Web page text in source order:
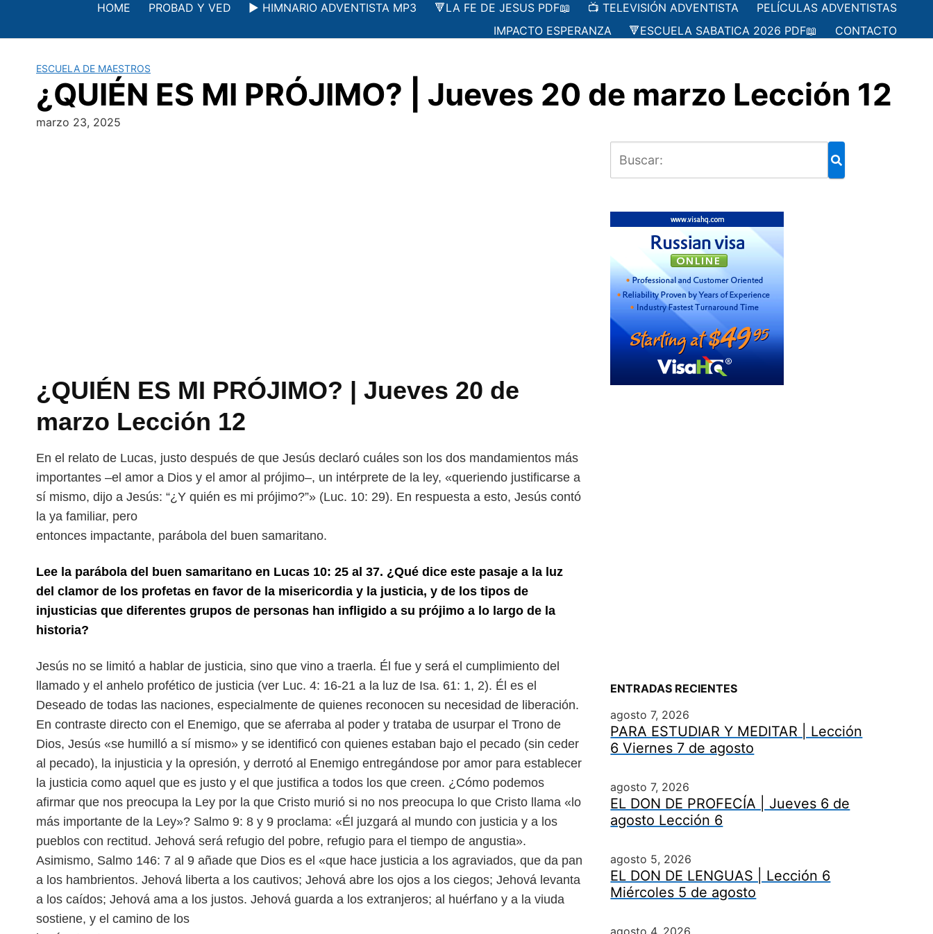
contenido
HOME PROBAD Y VED ▶️ HIMNARIO ADVENTISTA MP3 🔻LA FE DE JESUS PDF📖 📺 TELEVISIÓN ADVENTISTA
PELÍCULAS ADVENTISTAS
IMPACTO ESPERANZA
🔻ESCUELA SABATICA 2026 PDF📖 CONTACTO
ESCUELA DE MAESTROS
¿QUIÉN ES MI PRÓJIMO? | Jueves 20 de marzo Lección 12
marzo 23, 2025
¿QUIÉN ES MI PRÓJIMO? | Jueves 20 de
marzo Lección 12
En el relato de Lucas, justo después de que Jesús declaró cuáles son los dos mandamientos más
importantes –el amor a Dios y el amor al prójimo–, un intérprete de la ley, «queriendo justificarse a
sí mismo, dijo a Jesús: “¿Y quién es mi prójimo?”» (Luc. 10: 29). En respuesta a esto, Jesús contó
la ya familiar, pero
entonces impactante, parábola del buen samaritano.
Lee la parábola del buen samaritano en Lucas 10: 25 al 37. ¿Qué dice este pasaje a la luz
del clamor de los profetas en favor de la misericordia y la justicia, y de los tipos de
injusticias que diferentes grupos de personas han infligido a su prójimo a lo largo de la
historia?
Jesús no se limitó a hablar de justicia, sino que vino a traerla. Él fue y será el cumplimiento del
llamado y el anhelo profético de justicia (ver Luc. 4: 16-21 a la luz de Isa. 61: 1, 2). Él es el
Deseado de todas las naciones, especialmente de quienes reconocen su necesidad de liberación.
En contraste directo con el Enemigo, que se aferraba al poder y trataba de usurpar el Trono de
Dios, Jesús «se humilló a sí mismo» y se identificó con quienes estaban bajo el pecado (sin ceder
al pecado), la injusticia y la opresión, y derrotó al Enemigo entregándose por amor para establecer
la justicia como aquel que es justo y el que justifica a todos los que creen. ¿Cómo podemos
afirmar que nos preocupa la Ley por la que Cristo murió si no nos preocupa lo que Cristo llama «lo
más importante de la Ley»? Salmo 9: 8 y 9 proclama: «Él juzgará al mundo con justicia y a los
pueblos con rectitud. Jehová será refugio del pobre, refugio para el tiempo de angustia».
Asimismo, Salmo 146: 7 al 9 añade que Dios es el «que hace justicia a los agraviados, que da pan
a los hambrientos. Jehová liberta a los cautivos; Jehová abre los ojos a los ciegos; Jehová levanta
a los caídos; Jehová ama a los justos. Jehová guarda a los extranjeros; al huérfano y a la viuda
sostiene, y el camino de los
ENTRADAS RECIENTES
agosto 7, 2026
PARA ESTUDIAR Y MEDITAR | Lección
6 Viernes 7 de agosto
agosto 7, 2026
EL DON DE PROFECÍA | Jueves 6 de
agosto Lección 6
agosto 5, 2026
EL DON DE LENGUAS | Lección 6
Miércoles 5 de agosto
agosto 4, 2026